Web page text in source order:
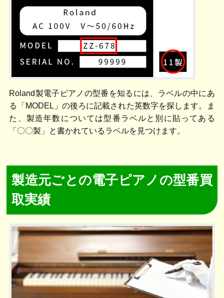
Roland製電子ピアノの型番を知るには、ラベルの中にあ
る「MODEL」の後ろに記載された英数字を探します。ま
た、製造年数については型番ラベルと別に貼ってある
「〇〇製」と書かれているラベルを見つけます。
製造元ごとの電子ピアノの型番買
取実績